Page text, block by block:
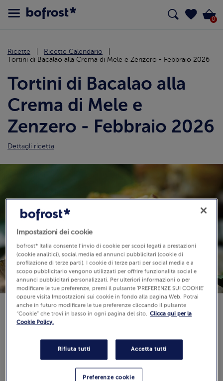
0
Ricette
Ricette Calendario
Tortini di Bacalao alla Crema di Mele e Zenzero - Febbraio 2026
Tortini di Bacalao alla
Crema di Mele e
Zenzero - Febbraio 2026
Dettagli ricetta
Difficoltà:
Recensioni
Impostazioni dei cookie
bofrost* Italia consente l’invio di cookie per scopi legati a prestazioni
(cookie analitici), social media ed annunci pubblicitari (cookie di
profilazione di terze parti). I cookie di terze parti per social media e a
scopo pubblicitario vengono utilizzati per offrire funzionalità social e
annunci pubblicitari personalizzati. Per ulteriori informazioni o per
modificare le tue preferenze, premi il pulsante 'PREFERENZE SUI COOKIE'
oppure visita Impostazioni sui cookie in fondo alla pagina Web. Potrai
anche in futuro modificare le tue preferenze cliccando il pulsante
“Cookie” che trovi in basso in ogni pagina del sito. Clicca qui per la
Cookie Policy.
Rifiuta tutti Accetta tutti
Preferenze cookie